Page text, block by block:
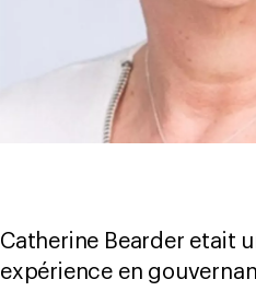
Catherine Bearder etait
expérience en